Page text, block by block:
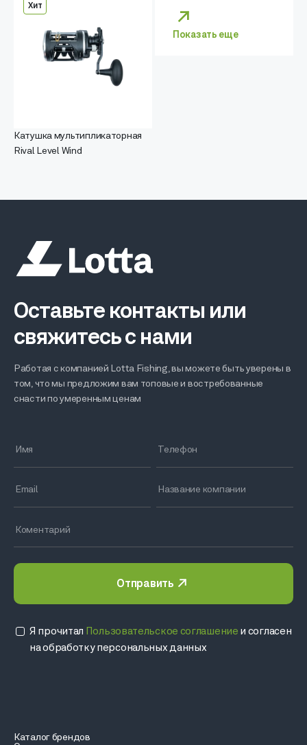
Хит
Катушка мультипликаторная
Rival Level Wind
Показать еще
Каталог брендов
Оставьте контакты или
свяжитесь с нами
Работая с компанией Lotta Fishing, вы можете быть уверены в
том, что мы предложим вам топовые и востребованные
снасти по умеренным ценам
Отправить
Я прочитал Пользовательское соглашение и согласен
на обработку персональных данных